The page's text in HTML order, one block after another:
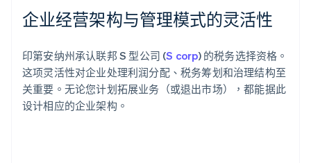
企业经营架构与管理模式的灵活性
印第安纳州承认联邦 S 型公司 (S corp) 的税务选择资格。
这项灵活性对企业处理利润分配、税务筹划和治理结构至
关重要。无论您计划拓展业务（或退出市场），都能据此
设计相应的企业架构。